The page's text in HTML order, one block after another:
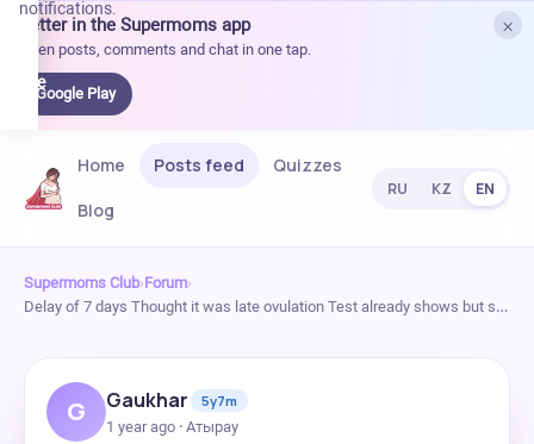
×
Better in the Supermoms app
Open posts, comments and chat in one tap.
Google Play
notifications.
Home Posts feed
Quizzes
Blog
RU KZ EN
Supermoms Club›Forum›
Delay of 7 days Thought it was late ovulation Test already shows but s…
G Gaukhar
5y7m
1 year ago · Атырау